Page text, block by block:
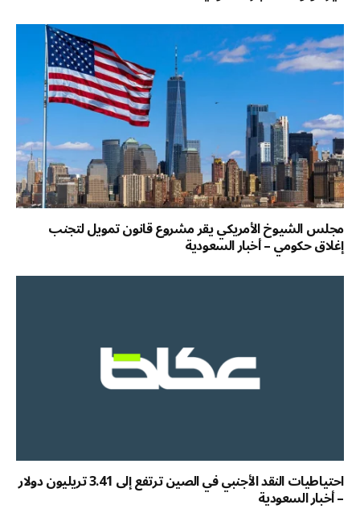
مجلس الشيوخ الأمريكي يقر مشروع قانون تمويل لتجنب
إغلاق حكومي – أخبار السعودية
احتياطيات النقد الأجنبي في الصين ترتفع إلى 3.41 تريليون دولار
– أخبار السعودية